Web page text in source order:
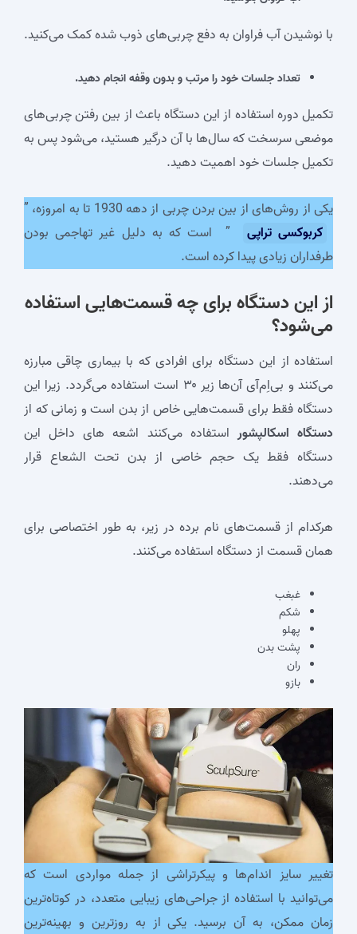
با نوشیدن آب فراوان به دفع چربی‌های ذوب شده کمک می‌کنید‌‌.
تعداد جلسات خود را مرتب و بدون وقفه انجام دهید.
تکمیل دوره استفاده از این دستگاه باعث از بین رفتن چربی‌های
موضعی سرسخت که سال‌ها با آن درگیر هستید، می‌شود پس به
تکمیل جلسات خود اهمیت دهید.
یکی از روش‌های از بین بردن چربی از دهه 1930 تا به امروزه، ”
کربوکسی تراپی
” است که به دلیل غیر تهاجمی بودن
طرفداران زیادی پیدا کرده است.
از این دستگاه برای چه قسمت‌هایی استفاده
می‌شود؟
استفاده از این دستگاه برای افرادی که با بیماری چاقی مبارزه
می‌کنند و بی‌اِم‌آی آن‌ها زیر ۳۰ است استفاده می‌گردد. زیرا این
دستگاه فقط برای قسمت‌هایی خاص از بدن است و زمانی‌ که از
دستگاه اسکالپشوراستفاده می‌کنند اشعه های داخل این
دستگاه فقط یک حجم خاصی از بدن تحت الشعاع قرار
می‌دهند.
هرکدام از قسمت‌های نام برده در زیر، به طور اختصاصی برای
همان قسمت از دستگاه استفاده می‌کنند.
غبغب
شکم
پهلو
پشت بدن
ران
بازو
تغییر سایز اندام‌ها و پیکرتراشی از جمله مواردی است که
می‌توانید با استفاده از جراحی‌های زیبایی متعدد، در کوتاه‌ترین
زمان ممکن، به آن برسید. یکی از به روزترین و بهینه‌ترین